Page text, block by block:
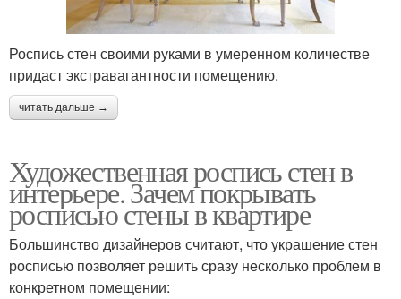
Роспись стен своими руками в умеренном количестве
придаст экстравагантности помещению.
читать дальше →
Художественная роспись стен в
интерьере. Зачем покрывать
росписью стены в квартире
Большинство дизайнеров считают, что украшение стен
росписью позволяет решить сразу несколько проблем в
конкретном помещении: